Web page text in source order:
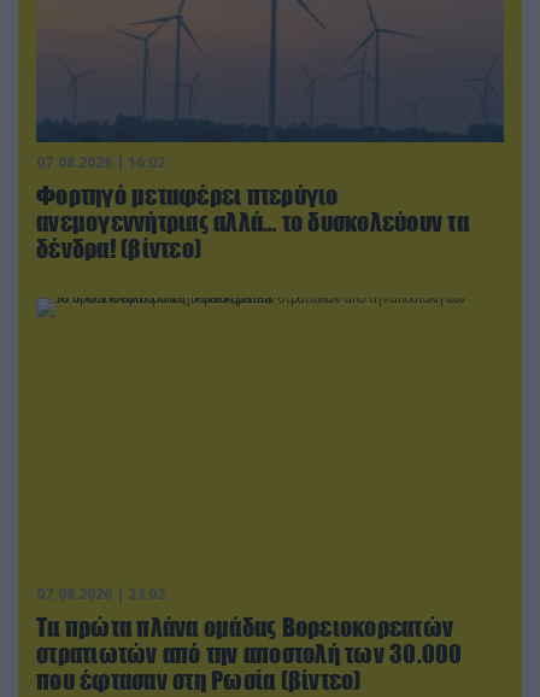
07.08.2026 | 16:02
Φορτηγό μεταφέρει πτερύγιο
ανεμογεννήτριας αλλά… το δυσκολεύουν τα
δένδρα! (βίντεο)
07.08.2026 | 23:02
Τα πρώτα πλάνα ομάδας Βορειοκορεατών
στρατιωτών από την αποστολή των 30.000
που έφτασαν στη Ρωσία (βίντεο)